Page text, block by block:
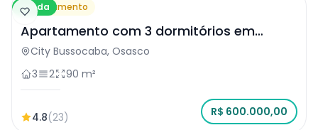
Venda
Apartamento
Apartamento com 3 dormitórios em
Osasco
City Bussocaba, Osasco
3
2 90 m²
4.8(23) R$ 600.000,00